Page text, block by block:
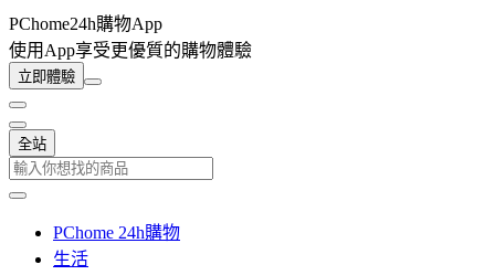
PChome24h購物App
使用App享受更優質的購物體驗
立即體驗
全站
PChome 24h購物
生活